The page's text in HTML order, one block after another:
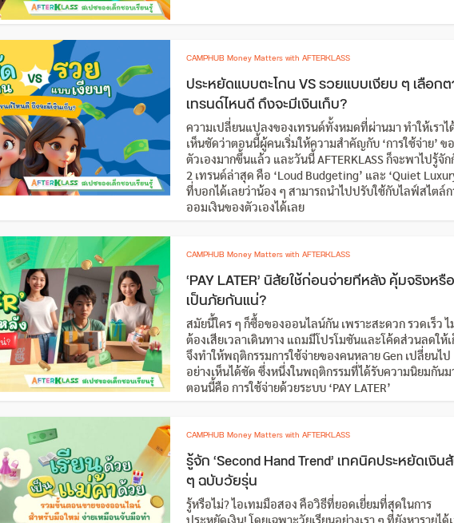
CAMPHUB Money Matters with AFTERKLASS
ประหยัดแบบตะโกน VS รวยแบบเงียบ ๆ เลือก
เทรนด์ไหนดี ถึงจะมีเงินเก็บ?
ความเปลี่ยนแปลงของเทรนด์ทั้งหมดที่ผ่านมา ทำให้เราไ
เห็นชัดว่าตอนนี้ผู้คนเริ่มให้ความสำคัญกับ ‘การใช้จ่าย’ ข
ตัวเองมากขึ้นแล้ว และวันนี้ AFTERKLASS ก็จะพาไปรู้จัก
2 เทรนด์ล่าสุด คือ ‘Loud Budgeting’ และ ‘Quiet
ที่บอกได้เลยว่าน้อง ๆ สามารถนำไปปรับใช้กับไลฟ์สไตล์ก
ออมเงินของตัวเองได้เลย
CAMPHUB Money Matters with AFTERKLASS
‘PAY LATER’ นิสัยใช้ก่อนจ่ายทีหลัง คุ้มจริงหรือ
เป็นภัยกันแน่?
สมัยนี้ใคร ๆ ก็ซื้อของออนไลน์กัน เพราะสะดวก รวดเร็ว ไ
ต้องเสียเวลาเดินทาง แถมมีโปรโมชันและโค้ดส่วนลดให้
จึงทำให้พฤติกรรมการใช้จ่ายของคนหลาย Gen เปลี่ยนไป
อย่างเห็นได้ชัด ซึ่งหนึ่งในพฤติกรรมที่ได้รับความนิยมกันม
ตอนนี้คือ การใช้จ่ายด้วยระบบ ‘PAY LATER’
CAMPHUB Money Matters with AFTERKLASS
รู้จัก ‘Second Hand Trend’ เทคนิคประหยัดเงิน
ๆ ฉบับวัยรุ่น
รู้หรือไม่? ไอเทมมือสอง คือวิธีที่ยอดเยี่ยมที่สุดในการ